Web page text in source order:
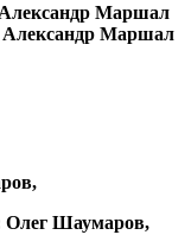
Маршал
Маршал
Шаумаров,